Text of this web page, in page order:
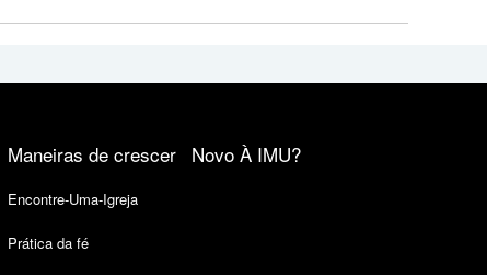
Maneiras de crescer
Encontre-Uma-Igreja
Prática da fé
Novo À IMU?